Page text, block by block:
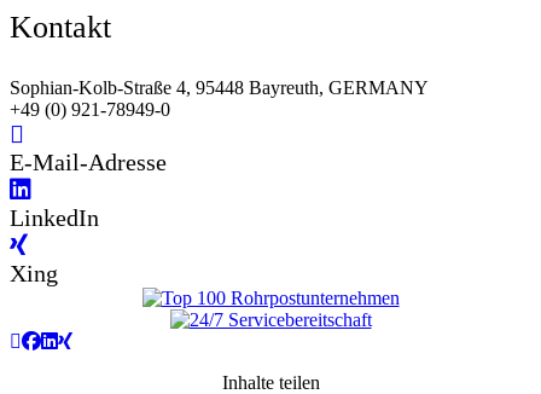
Kontakt
Sophian-Kolb-Straße 4, 95448 Bayreuth, GERMANY
+49 (0) 921-78949-0
E-Mail-Adresse
LinkedIn
Xing
Inhalte teilen